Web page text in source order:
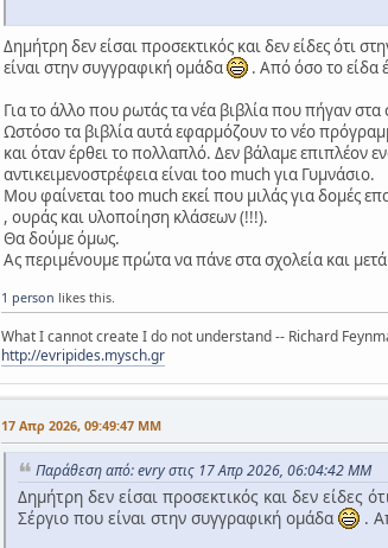
Δημήτρη δεν είσαι προσεκτικός και δεν είδες ότι
είναι στην συγγραφική ομάδα
. Από όσο το είδα
Για το άλλο που ρωτάς τα νέα βιβλία που πήγαν
Ωστόσο τα βιβλία αυτά εφαρμόζουν το νέο
και όταν έρθει το πολλαπλό. Δεν βάλαμε επιπλέον
αντικειμενοστρέφεια είναι too much για Γυμνάσιο.
Μου φαίνεται too much εκεί που μιλάς για δομές
, ουράς και υλοποίηση κλάσεων (!!!).
Θα δούμε όμως.
Ας περιμένουμε πρώτα να πάνε στα σχολεία και
1 person likes this.
What I cannot create I do not understand -- Richard
http://evripides.mysch.gr
17 Απρ 2026, 09:49:47 ΜΜ
Παράθεση από: evry στις 17 Απρ 2026, 06:04:42 ΜΜ
Δημήτρη δεν είσαι προσεκτικός και δεν είδες
Σέργιο που είναι στην συγγραφική ομάδα
.